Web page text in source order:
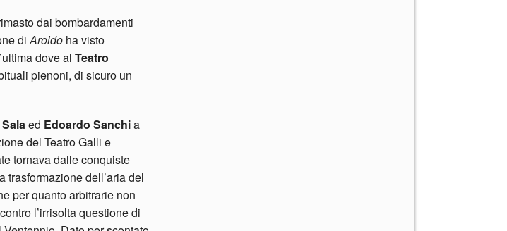
dai bombardamenti
diAroldo ha visto
dove al Teatro
pienoni, di sicuro un
ed Edoardo Sanchia
del Teatro Galli e
tornava dalle conquiste
trasformazione dell’aria del
per quanto arbitrarie non
l’irrisolta questione di